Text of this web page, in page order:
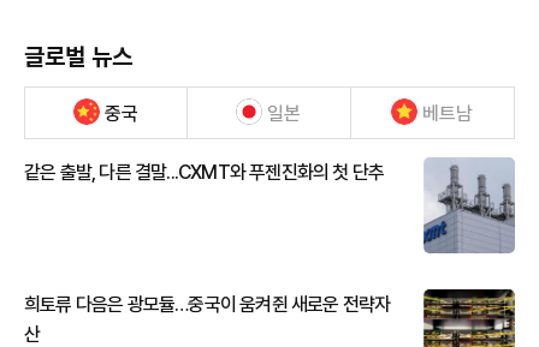
글로벌 뉴스
중국 일본 베트남
같은 출발, 다른 결말...CXMT와 푸젠진화의 첫 단추
희토류 다음은 광모듈…중국이 움켜쥔 새로운 전략자
산